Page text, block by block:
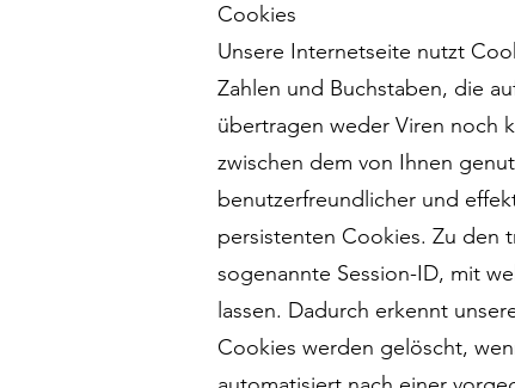
Cookies
Unsere Internetseite nutzt
Zahlen und Buchstaben, die
übertragen weder Viren noch
zwischen dem von Ihnen
benutzerfreundlicher und
persistenten Cookies. Zu den
sogenannte Session-ID, mit
lassen. Dadurch erkennt
Cookies werden gelöscht,